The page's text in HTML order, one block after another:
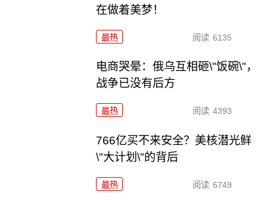
在做着美梦！
最热 阅读 6135
电商哭晕：俄乌互相砸\"饭碗\"，
战争已没有后方
最热 阅读 4393
766亿买不来安全？美核潜光鲜
\"大计划\"的背后
最热 阅读 6749